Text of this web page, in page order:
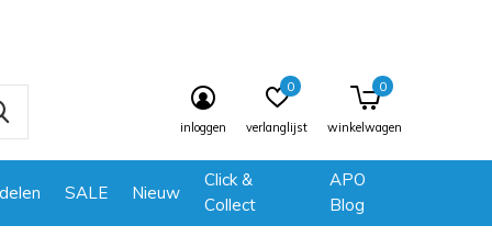
SALE Nieuw
Click &
Collect
APO
Blog
inloggen verlanglijst
0
winkelwagen
0